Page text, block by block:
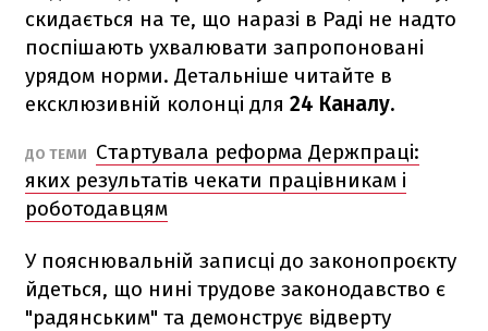
скидається на те, що наразі в Раді не надто
поспішають ухвалювати запропоновані
урядом норми. Детальніше читайте в
ексклюзивній колонці для 24 Каналу.
ДО ТЕМИ
Стартувала реформа Держпраці:
яких результатів чекати працівникам і
роботодавцям
У пояснювальній записці до законопроєкту
йдеться, що нині трудове законодавство є
"радянським" та демонструє відверту